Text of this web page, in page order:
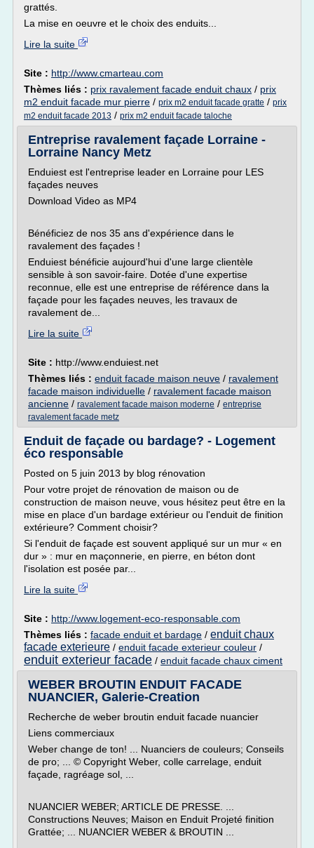
grattés.
La mise en oeuvre et le choix des enduits...
Lire la suite
Site : http://www.cmarteau.com
Thèmes liés : prix ravalement facade enduit chaux / prix
m2 enduit facade mur pierre / prix m2 enduit facade gratte / prix
m2 enduit facade 2013 / prix m2 enduit facade taloche
Entreprise ravalement façade Lorraine -
Lorraine Nancy Metz
Enduiest est l'entreprise leader en Lorraine pour LES
façades neuves
Download Video as MP4
Bénéficiez de nos 35 ans d'expérience dans le
ravalement des façades !
Enduiest bénéficie aujourd'hui d'une large clientèle
sensible à son savoir-faire. Dotée d'une expertise
reconnue, elle est une entreprise de référence dans la
façade pour les façades neuves, les travaux de
ravalement de...
Lire la suite
Site : http://www.enduiest.net
Thèmes liés : enduit facade maison neuve / ravalement
facade maison individuelle / ravalement facade maison
ancienne / ravalement facade maison moderne / entreprise
ravalement facade metz
Enduit de façade ou bardage? - Logement
éco responsable
Posted on 5 juin 2013 by blog rénovation
Pour votre projet de rénovation de maison ou de
construction de maison neuve, vous hésitez peut être en la
mise en place d'un bardage extérieur ou l'enduit de finition
extérieure? Comment choisir?
Si l'enduit de façade est souvent appliqué sur un mur « en
dur » : mur en maçonnerie, en pierre, en béton dont
l'isolation est posée par...
Lire la suite
Site : http://www.logement-eco-responsable.com
Thèmes liés : facade enduit et bardage / enduit chaux
facade exterieure / enduit facade exterieur couleur /
enduit exterieur facade / enduit facade chaux ciment
WEBER BROUTIN ENDUIT FACADE
NUANCIER, Galerie-Creation
Recherche de weber broutin enduit facade nuancier
Liens commerciaux
Weber change de ton! ... Nuanciers de couleurs; Conseils
de pro; ... © Copyright Weber, colle carrelage, enduit
façade, ragréage sol, ...
NUANCIER WEBER; ARTICLE DE PRESSE. ...
Constructions Neuves; Maison en Enduit Projeté finition
Grattée; ... NUANCIER WEBER & BROUTIN ...